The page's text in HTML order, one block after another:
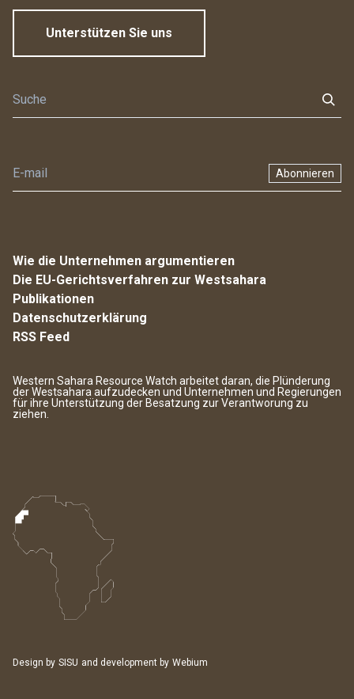
Unterstützen Sie uns
Abonnieren
Wie die Unternehmen argumentieren
Die EU-Gerichtsverfahren zur Westsahara
Publikationen
Datenschutzerklärung
RSS Feed
Western Sahara Resource Watch arbeitet daran, die Plünderung
der Westsahara aufzudecken und Unternehmen und Regierungen
für ihre Unterstützung der Besatzung zur Verantworung zu
ziehen.
Design by SISU and development by Webium